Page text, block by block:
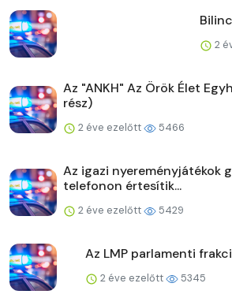
2
Az "ANKH" Az Örök Élet
rész)
2 éve ezelőtt 5466
Az igazi nyereményjátékok
telefonon értesítik...
2 éve ezelőtt 5429
Az LMP parlamenti
2 éve ezelőtt 5345